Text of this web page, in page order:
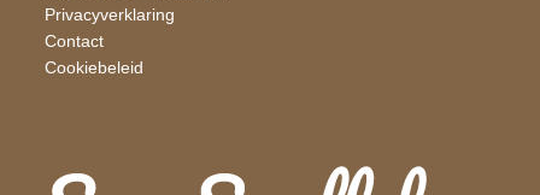
Privacyverklaring
Contact
Cookiebeleid